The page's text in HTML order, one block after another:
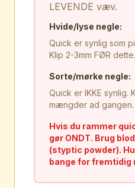
LEVENDE væv.
Hvide/lyse negle:
Quick er synlig som
Klip 2-3mm FØR
Sorte/mørke negle:
Quick er IKKE synlig.
mængder ad
Hvis du rammer
gør ONDT. Brug
(styptic powder).
bange for fremtidig